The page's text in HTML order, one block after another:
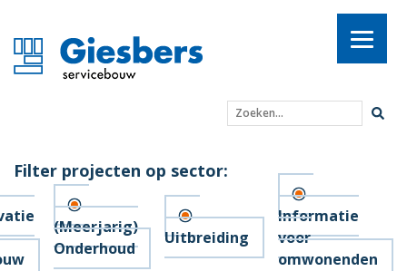
Zoeken...
Filter projecten op sector:
(Meerjarig)
Onderhoud
Uitbreiding
Informatie
voor
omwonenden